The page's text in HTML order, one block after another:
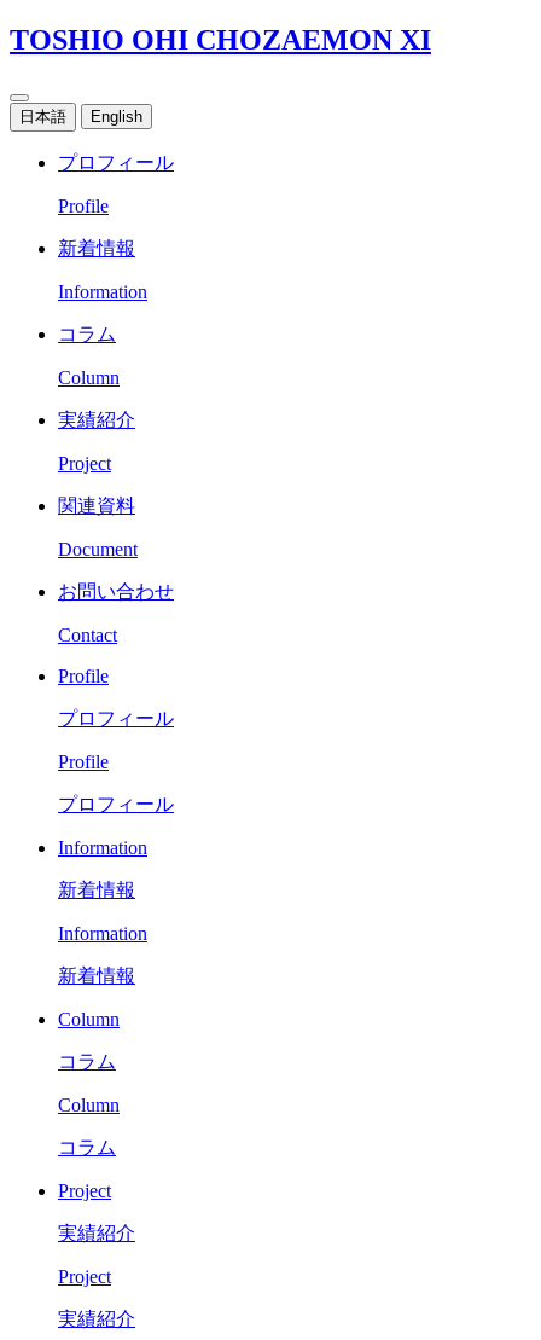
TOSHIO OHI CHOZAEMON XI
日本語 English
プロフィール
Profile
新着情報
Information
コラム
Column
実績紹介
Project
関連資料
Document
お問い合わせ
Contact
Profile
プロフィール
Profile
プロフィール
Information
新着情報
Information
新着情報
Column
コラム
Column
コラム
Project
実績紹介
Project
実績紹介